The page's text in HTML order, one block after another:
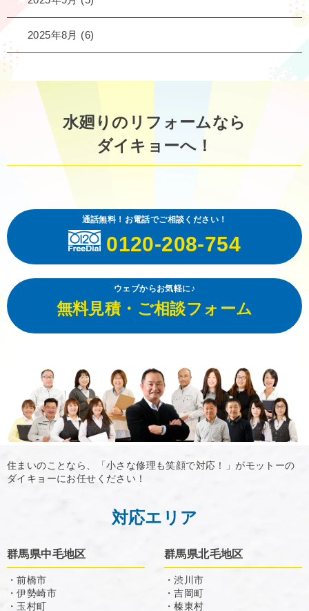
2025年8月 (6)
水廻りのリフォームなら
ダイキョーへ！
通話無料！お電話でご相談ください！
0120-208-754
ウェブからお気軽に♪
無料見積・ご相談フォーム
住まいのことなら、「小さな修理も笑顔で対応！」がモットーの
ダイキョーにお任せください！
対応エリア
群馬県中毛地区
・前橋市
・伊勢崎市
・玉村町
群馬県北毛地区
・渋川市
・吉岡町
・榛東村